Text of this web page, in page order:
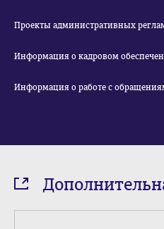
Проекты административных
Информация о кадровом
Информация о работе с